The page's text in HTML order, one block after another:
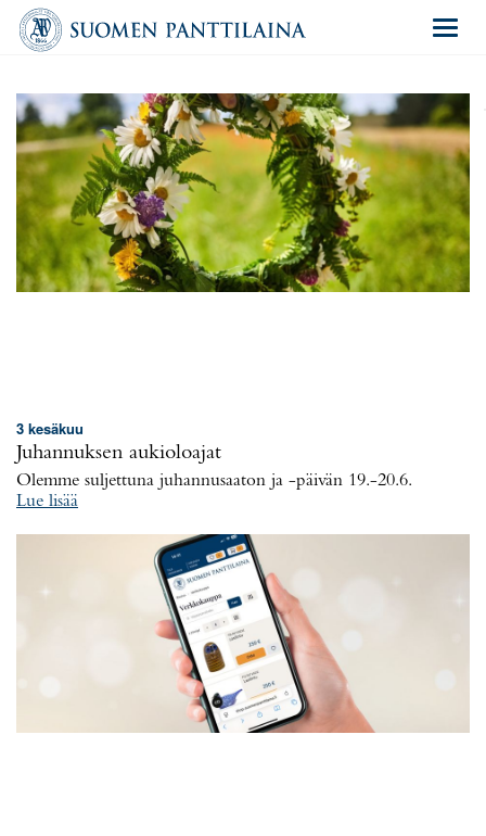
3 kesäkuu
Juhannuksen aukioloajat
Olemme suljettuna juhannusaaton ja -päivän 19.-20.6.
Lue lisää